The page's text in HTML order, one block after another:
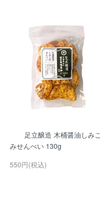
足立醸造 木桶醤油しみこ
みせんべい 130g
550円(税込)